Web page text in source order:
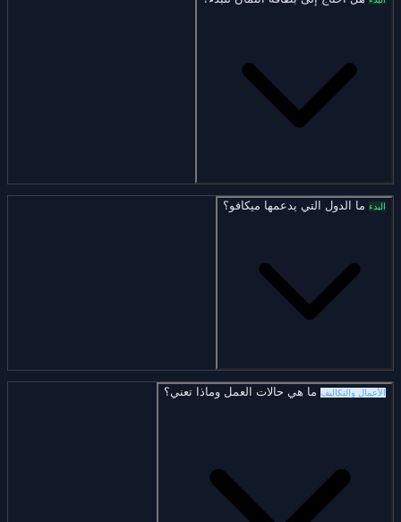
البدء ما الدول التي يدعمها ميكافو؟
الأعمال والتكاليف ما هي حالات العمل وماذا تعني؟